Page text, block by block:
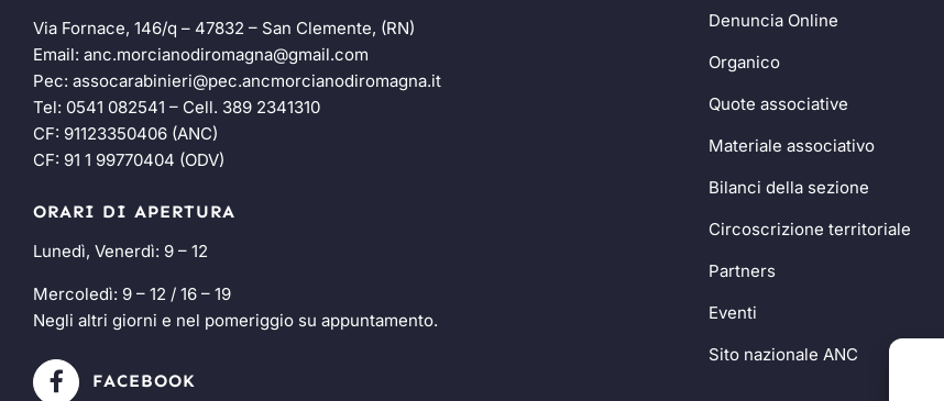
Via Fornace, 146/q – 47832 – San Clemente, (RN)
Email: anc.morcianodiromagna@gmail.com
Pec: assocarabinieri@pec.ancmorcianodiromagna.it
Tel: 0541 082541 – Cell. 389 2341310
CF: 91123350406 (ANC)
CF: 91 1 99770404 (ODV)
ORARI DI APERTURA
Lunedì, Venerdì: 9 – 12
Mercoledì: 9 – 12 / 16 – 19
Negli altri giorni e nel pomeriggio su appuntamento.
FACEBOOK
Denuncia Online
Organico
Quote associative
Materiale associativo
Bilanci della sezione
Circoscrizione territoriale
Partners
Eventi
Sito nazionale ANC